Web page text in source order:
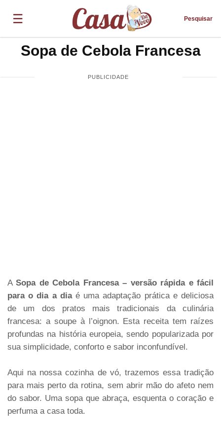
☰ Pesquisar
Sopa de Cebola Francesa
ASopa de Cebola Francesa – versão rápida e fácil
para o dia a diaé uma adaptação prática e deliciosa
de um dos pratos mais tradicionais da culinária
francesa: a soupe à l’oignon. Esta receita tem raízes
profundas na história europeia, sendo popularizada por
sua simplicidade, conforto e sabor inconfundível.
Aqui na nossa cozinha de vó, trazemos essa tradição
para mais perto da rotina, sem abrir mão do afeto nem
do sabor. Uma sopa que abraça, esquenta o coração e
perfuma a casa toda.